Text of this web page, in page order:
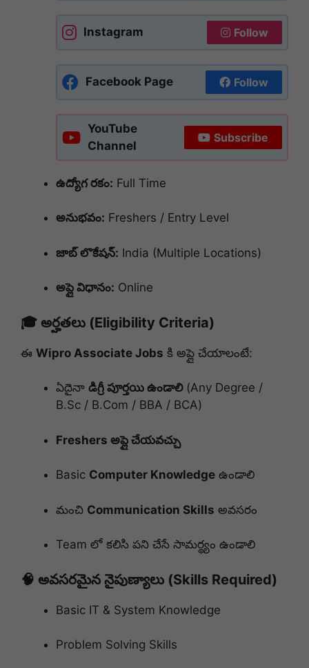
Instagram Follow
Facebook Page Follow
YouTube
Channel
Subscribe
ఉద్యోగ రకం: Full Time
అనుభవం: Freshers / Entry Level
జాబ్ లొకేషన్: India (Multiple Locations)
అప్లై విధానం: Online
🎓 అర్హతలు (Eligibility Criteria)
ఈ Wipro Associate Jobs కి అప్లై చేయాలంటే:
ఏదైనా డిగ్రీ పూర్తయి ఉండాలి(Any Degree /
B.Sc / B.Com / BBA / BCA)
Freshers అప్లై చేయవచ్చు
Basic Computer Knowledge ఉండాలి
మంచి Communication Skills అవసరం
Team లో కలిసి పని చేసే సామర్థ్యం ఉండాలి
🧠 అవసరమైన నైపుణ్యాలు (Skills Required)
Basic IT & System Knowledge
Problem Solving Skills